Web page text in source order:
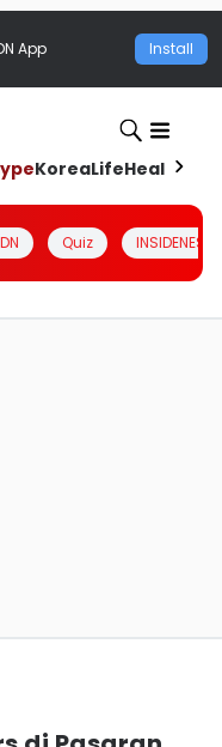
App Install
KoreaLifeHealth
Quiz INSIDENESIA